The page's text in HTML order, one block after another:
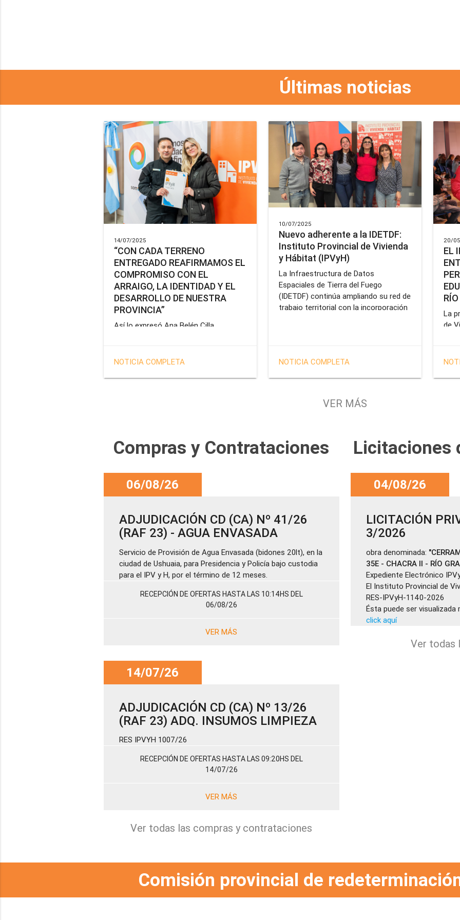
Últimas noticias
14/07/2025
“CON CADA TERRENO
ENTREGADO REAFIRMAMOS EL
COMPROMISO CON EL
ARRAIGO, LA IDENTIDAD Y EL
DESARROLLO DE NUESTRA
PROVINCIA”
Así lo expresó Ana Belén Cilla,
balance del trabajo del organismo en el
adjudicación de lotes a personal
NOTICIA COMPLETA
10/07/2025
Nuevo adherente a la IDETDF:
Instituto Provincial de Vivienda
y Hábitat (IPVyH)
La Infraestructura de Datos
Espaciales de Tierra del Fuego
(IDETDF) continúa ampliando su red de
trabajo territorial con la incorporación
NOTICIA COMPLETA
20/
EL
La
de
VER MÁS
Compras y Contrataciones
06/08/26
ADJUDICACIÓN CD (CA) Nº 41/26
(RAF 23) - AGUA ENVASADA
Servicio de Provisión de Agua Envasada (bidones 20lt), en la
ciudad de Ushuaia, para Presidencia y Policía bajo custodia
para el IPV y H, por el término de 12 meses.
RECEPCIÓN DE OFERTAS HASTA LAS 10:14HS DEL
06/08/26
VER MÁS
14/07/26
ADJUDICACIÓN CD (CA) Nº 13/26
(RAF 23) ADQ. INSUMOS LIMPIEZA
RES IPVYH 1007/26
RECEPCIÓN DE OFERTAS HASTA LAS 09:20HS DEL
14/07/26
VER MÁS
Ver todas las compras y contrataciones
Licitaciones
04/08/26
LICITACIÓN
3/2026
obra denominada:
35E - CHACRA II - RÍO
Expediente Electrónico
El Instituto Provincial de
RES-IPVyH-1140-2026
Ésta puede ser visualizada
click aquí
Ver todas
Comisión provincial de